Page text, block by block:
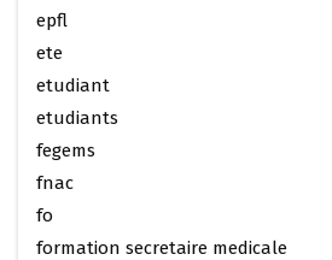
epfl
ete
etudiant
etudiants
fegems
fnac
fo
formation secretaire medicale